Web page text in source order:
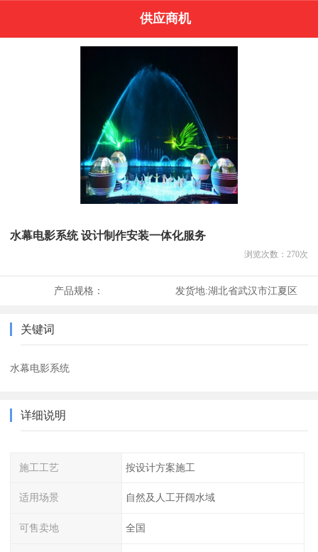
供应商机
水幕电影系统 设计制作安装一体化服务
浏览次数： 270次
产品规格： 发货地:湖北省武汉市江夏区
关键词
水幕电影系统
详细说明
施工工艺 按设计方案施工
适用场景 自然及人工开阔水域
可售卖地 全国